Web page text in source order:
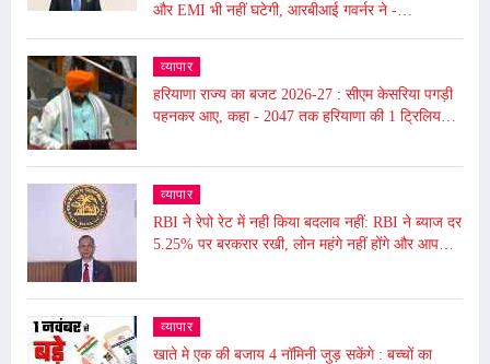
और EMI भी नहीं घटेगी, आरबीआई गवर्नर ने -
व्यापार
हरियाणा राज्य का बजट 2026-27 : सीएम केसरिया पगड़ी
पहनकर आए, कहा - 2047 तक हरियाणा की 1 ट्रिलियन
व्यापार
RBI ने रेपो रेट में नही किया बदलाव नहीं: RBI ने ब्याज दर
5.25% पर बरकरार रखी, लोन महंगे नहीं होंगे और आपकी
व्यापार
खाते मे एक की बजाय 4 नॉमिनी जुड़ सकेंगे : बच्चों का